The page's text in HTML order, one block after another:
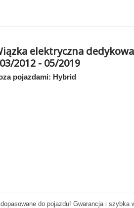
elektryczna
2012 - 05/2019
pojazdami: Hybrid
do pojazdu! Gwarancja i szybka